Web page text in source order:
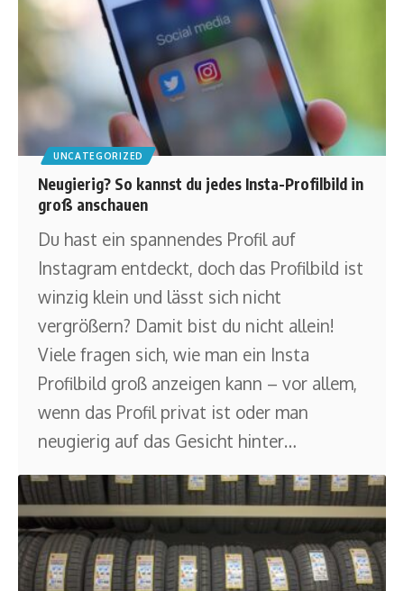
UNCATEGORIZED
Neugierig? So kannst du jedes Insta-Profilbild in
groß anschauen
Du hast ein spannendes Profil auf
Instagram entdeckt, doch das Profilbild ist
winzig klein und lässt sich nicht
vergrößern? Damit bist du nicht allein!
Viele fragen sich, wie man ein Insta
Profilbild groß anzeigen kann – vor allem,
wenn das Profil privat ist oder man
neugierig auf das Gesicht hinter…